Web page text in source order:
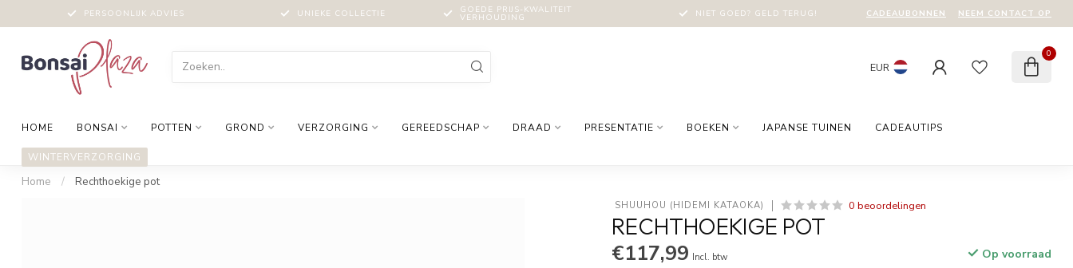
PERSOONLIJK ADVIES UNIEKE COLLECTIE GOEDE PRIJS-KWALITEIT
VERHOUDING NIET GOED? GELD TERUG! CADEAUBONNEN NEEM CONTACT OP
EUR
0
HOME BONSAI POTTEN GROND VERZORGING GEREEDSCHAP DRAAD PRESENTATIE BOEKEN JAPANSE TUINEN CADEAUTIPS
WINTERVERZORGING
Home / Rechthoekige pot
SHUUHOU (HIDEMI KATAOKA) 0 beoordelingen
RECHTHOEKIGE POT
€117,99 Incl. btw Op voorraad